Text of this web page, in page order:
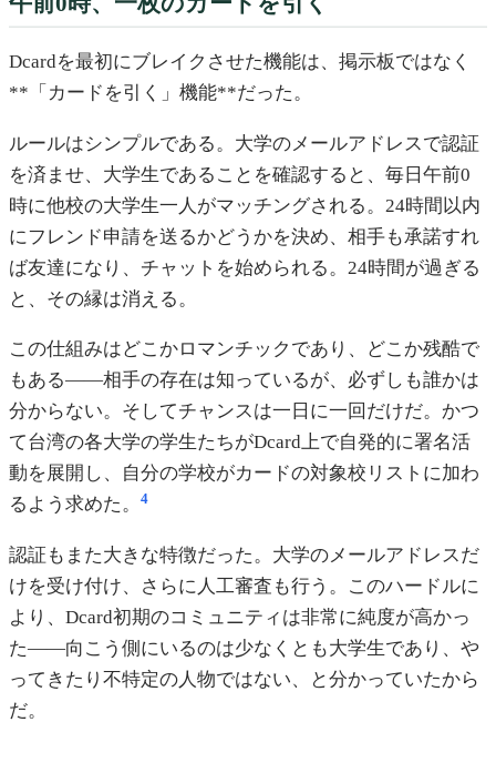
Dcardを最初にブレイクさせた機能は、掲示板ではなく
**「カードを引く」機能**だった。
ルールはシンプルである。大学のメールアドレスで認証
を済ませ、大学生であることを確認すると、毎日午前0
時に他校の大学生一人がマッチングされる。24時間以内
にフレンド申請を送るかどうかを決め、相手も承諾すれ
ば友達になり、チャットを始められる。24時間が過ぎる
と、その縁は消える。
この仕組みはどこかロマンチックであり、どこか残酷で
もある——相手の存在は知っているが、必ずしも誰かは
分からない。そしてチャンスは一日に一回だけだ。かつ
て台湾の各大学の学生たちがDcard上で自発的に署名活
動を展開し、自分の学校がカードの対象校リストに加わ
るよう求めた。
4
認証もまた大きな特徴だった。大学のメールアドレスだ
けを受け付け、さらに人工審査も行う。このハードルに
より、Dcard初期のコミュニティは非常に純度が高かっ
た——向こう側にいるのは少なくとも大学生であり、や
ってきたり不特定の人物ではない、と分かっていたから
だ。